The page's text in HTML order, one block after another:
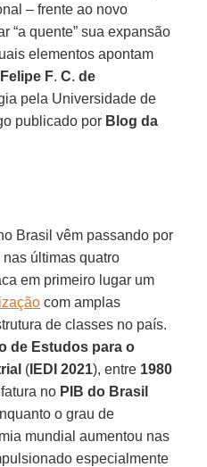
– frente ao novo
“a quente” sua expansão
elementos apontam
F. C. de
pela Universidade de
publicado por Blog da
Brasil vêm passando por
últimas quatro
em primeiro lugar um
com amplas
de classes no país.
de Estudos para o
( IEDI 2021), entre 1980
no PIB do Brasil
o grau de
mundial aumentou nas
especialmente